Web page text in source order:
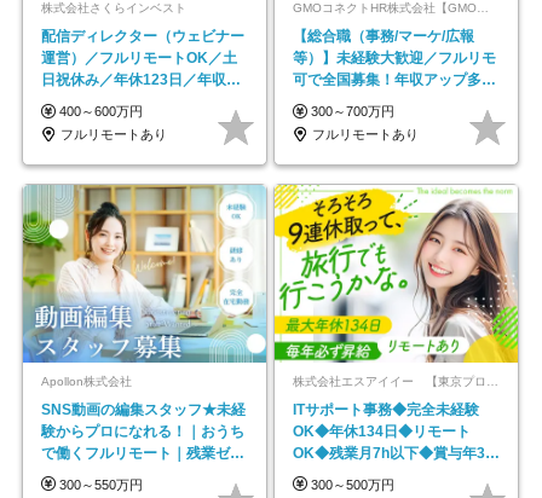
株式会社さくらインベスト
配信ディレクター（ウェビナー
運営）／フルリモートOK／土
日祝休み／年休123日／年収
600万円可
400～600万円
フルリモートあり
GMOコネクトHR株式会社【GMOインターネットグループ】
【総合職（事務/マーケ/広報
等）】未経験大歓迎／フルリモ
可で全国募集！年収アップ多数
★年休最大130日★
300～700万円
フルリモートあり
Apollon株式会社
SNS動画の編集スタッフ★未経
験からプロになれる！｜おうち
で働くフルリモート｜残業ゼロ
で18時退勤◎
300～550万円
ITサポート事務◆完全未経験
OK◆年休134日◆リモート
OK◆残業月7h以下◆賞与年3回
◆5年目まで必ず昇給
300～500万円